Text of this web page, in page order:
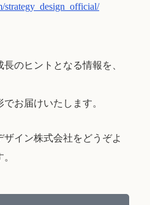
strategy_design_official/
のヒントとなる情報を、
お届けいたします。
イン株式会社をどうぞよ